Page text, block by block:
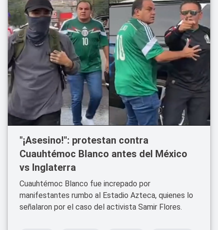
"¡Asesino!": protestan contra
Cuauhtémoc Blanco antes del México
vs Inglaterra
Cuauhtémoc Blanco fue increpado por
manifestantes rumbo al Estadio Azteca, quienes lo
señalaron por el caso del activista Samir Flores.